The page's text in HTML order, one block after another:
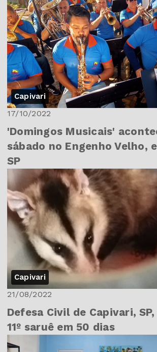
Capivari
17/10/2022
'Domingos Musicais'
sábado no Engenho Velho,
SP
Capivari
21/08/2022
Defesa Civil de Capivari,
11º saruê em 50 dias